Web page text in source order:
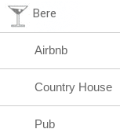
Bere
Airbnb
Country House
Pub